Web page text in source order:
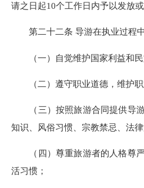
请之日起10个工作日内予以发放或
第二十二条 导游在执业过程中
（一）自觉维护国家利益和民
（二）遵守职业道德，维护职
（三）按照旅游合同提供导游
知识、风俗习惯、宗教禁忌、法
（四）尊重旅游者的人格尊严
活习惯；